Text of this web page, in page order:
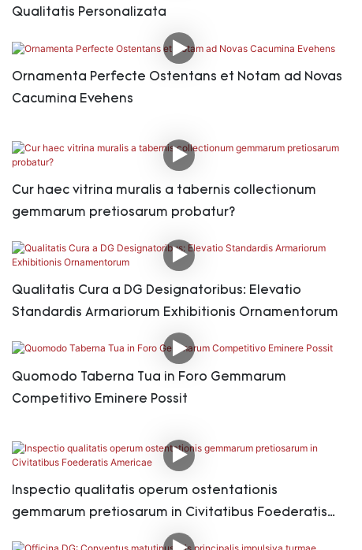
Qualitatis Personalizata
Ornamenta Perfecte Ostentans et Notam ad Novas
Cacumina Evehens
Cur haec vitrina muralis a tabernis collectionum
gemmarum pretiosarum probatur?
Qualitatis Cura a DG Designatoribus: Elevatio
Standardis Armariorum Exhibitionis Ornamentorum
Quomodo Taberna Tua in Foro Gemmarum
Competitivo Eminere Possit
Inspectio qualitatis operum ostentationis
gemmarum pretiosarum in Civitatibus Foederatis